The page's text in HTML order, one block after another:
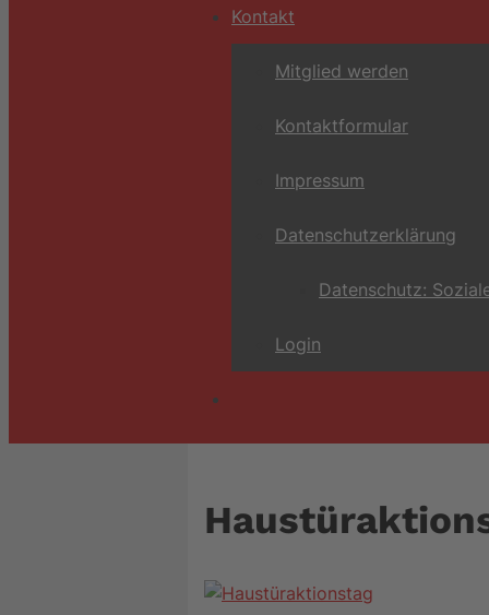
Kontakt
Mitglied werden
Kontaktformular
Impressum
Datenschutzerklärung
Datenschutz:
Login